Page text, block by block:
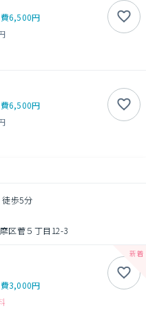
6,500円
6,500円
歩5分
区菅５丁目12-3
3,000円